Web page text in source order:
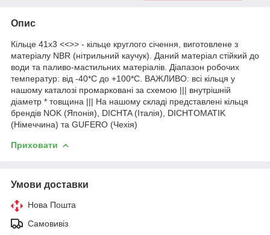
Опис
Кільце 41х3 <<>> - кільце круглого січення, виготовлене з
матеріалу NBR (нітрильний каучук). Даний матеріал стійкий до
води та паливо-мастильних матеріалів. Діапазон робочих
температур: від -40*С до +100*С. ВАЖЛИВО: всі кільця у
нашому каталозі промарковані за схемою ||| внутрішній
діаметр * товщина ||| На нашому складі представлені кільця
брендів NOK (Японія), DICHTA (Італія), DICHTOMATIK
(Німеччина) та GUFERO (Чехія)
Приховати
Умови доставки
Нова Пошта
Самовивіз